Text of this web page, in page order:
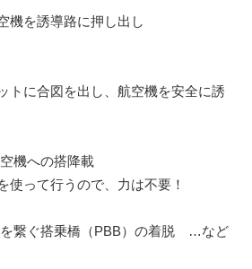
機を誘導路に押し出し
トに合図を出し、航空機を安全に誘
機への搭降載
使って行うので、力は不要！
繋ぐ搭乗橋（PBB）の着脱 …など